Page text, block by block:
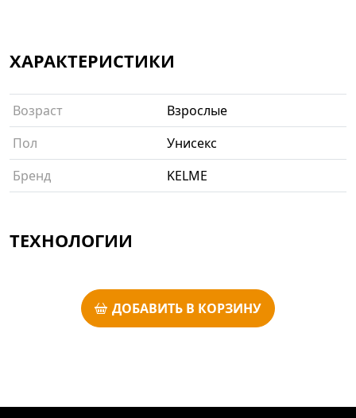
ХАРАКТЕРИСТИКИ
Возраст
Взрослые
Пол
Унисекс
Бренд
KELME
ТЕХНОЛОГИИ
ДОБАВИТЬ В КОРЗИНУ